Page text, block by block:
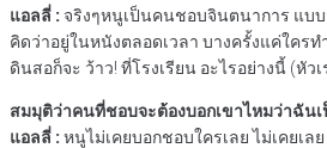
แอลลี่ : จริงๆหนูเป็นคนชอบจินตนาการ แบบ
คิดว่าอยู่ในหนังตลอดเวลา บางครั้งแค่ใคร
ดินสอก็จะ ว้าว! ที่โรงเรียน อะไรอย่างนี้ (หัวเ
สมมุติว่าคนที่ชอบจะต้องบอกเขาไหมว่าฉั
แอลลี่ :หนูไม่เคยบอกชอบใครเลย ไม่เคยเ